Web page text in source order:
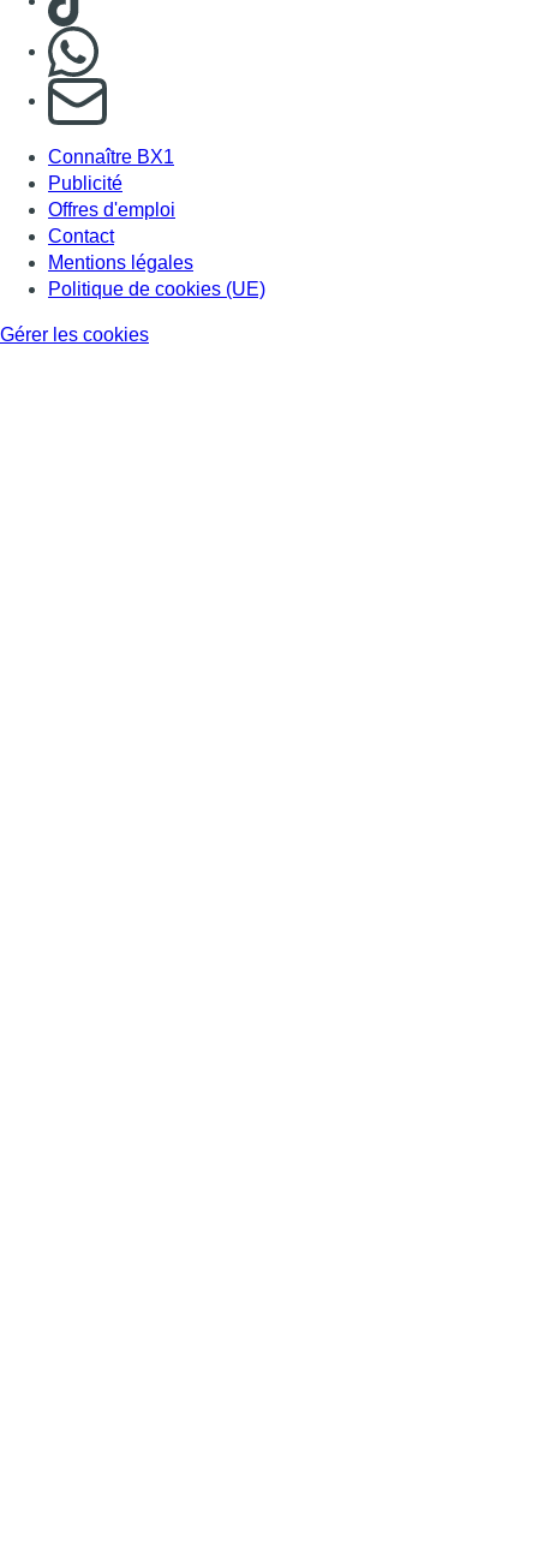
S'abonner à notre newsletter
Connaître BX1
Publicité
Offres d'emploi
Contact
Mentions légales
Politique de cookies (UE)
Gérer les cookies